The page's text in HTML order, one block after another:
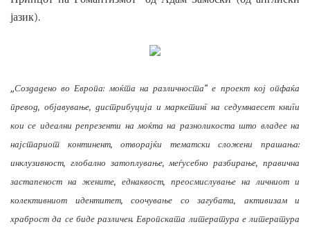
јазик).
„Создадено во Европа: моќта на различноста“ е проект кој опфаќа
превод, објавување, дистрибуција и маркетинг на седумнаесет книги
кои се идеални репрезенти на моќта на разноликоста што владее на
најстариот континент, отворајќи тематски сложени прашања:
инклузивност, глобално затоплување, меѓусебно разбирање, правична
застапеност на жените, еднаквост, преосмислување на личниот и
колективниот идентитет, соочување со загубата, активизам и
храброст да се биде различен. Европската литература е литература